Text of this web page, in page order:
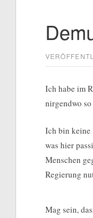
Ich habe im
nirgendwo
Ich bin keine
was hier
Menschen
Regierung
Mag sein,